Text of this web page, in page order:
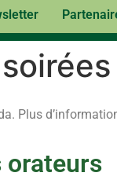
Plus
orateurs